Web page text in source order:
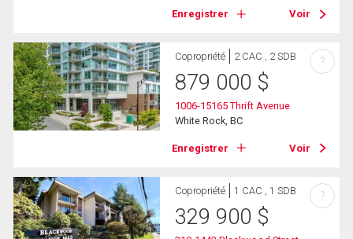
Enregistrer Voir
Copropriété 2 CAC , 2 SDB
879 000 $
1006-15165 Thrift Avenue
White Rock, BC
Enregistrer Voir
?
Copropriété 1 CAC , 1 SDB
329 900 $
?